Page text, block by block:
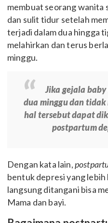
membuat seorang wanita
dan sulit tidur setelah
terjadi dalam dua hingga
melahirkan dan terus
minggu.
Jika gejala
dua minggu dan
hal tersebut dapat
postpartum
Dengan kata lain,
bentuk depresi yang
langsung ditangani bisa
Mama dan bayi.